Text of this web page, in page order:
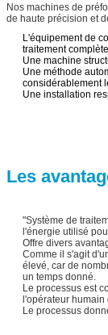
Nos machines de
de haute précision et
L'équipement de
traitement
Une machine
Une méthode
considérablement
Une installation
Les
"Système de
l'énergie utilisé
Offre divers
Comme il s'agit
élevé, car de
un temps donné.
Le processus est
l'opérateur humain
Le processus